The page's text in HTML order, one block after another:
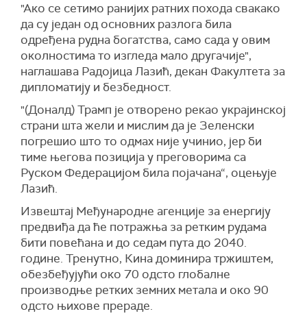
"Ако се сетимо ранијих ратних похода свакако
да су један од основних разлога била
одређена рудна богатства, само сада у овим
околностима то изгледа мало другачије",
наглашава Радојица Лазић, декан Факултета за
дипломатију и безбедност.
"(Доналд) Трамп је отворено рекао украјинској
страни шта жели и мислим да је Зеленски
погрешио што то одмах није учинио, јер би
тиме његова позиција у преговорима са
Руском Федерацијом била појачана“, оцењује
Лазић.
Извештај Међународне агенције за енергију
предвиђа да ће потражња за ретким рудама
бити повећана и до седам пута до 2040.
године. Тренутно, Кина доминира тржиштем,
обезбеђујући око 70 одсто глобалне
производње ретких земних метала и око 90
одсто њихове прераде.